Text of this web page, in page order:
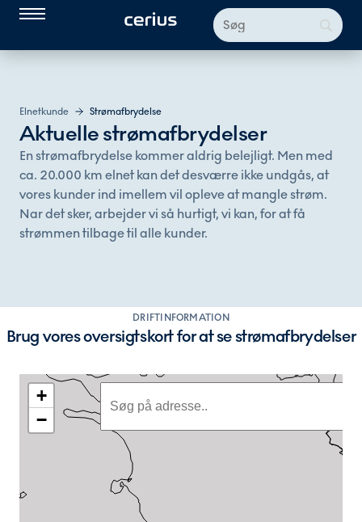
Elnetkunde Strømafbrydelse
Aktuelle strømafbrydelser
En strømafbrydelse kommer aldrig belejligt. Men med
ca. 20.000 km elnet kan det desværre ikke undgås, at
vores kunder ind imellem vil opleve at mangle strøm.
Nar det sker, arbejder vi så hurtigt, vi kan, for at få
strømmen tilbage til alle kunder.
DRIFTINFORMATION
Brug vores oversigtskort for at se strømafbrydelser